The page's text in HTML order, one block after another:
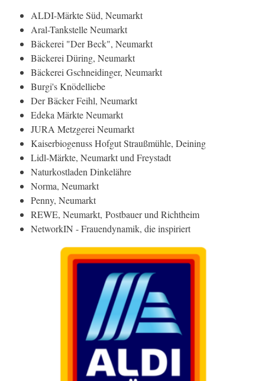
ALDI-Märkte Süd, Neumarkt
Aral-Tankstelle Neumarkt
Bäckerei "Der Beck", Neumarkt
Bäckerei Düring, Neumarkt
Bäckerei Gschneidinger, Neumarkt
Burgi's Knödelliebe
Der Bäcker Feihl, Neumarkt
Edeka Märkte Neumarkt
JURA Metzgerei Neumarkt
Kaiserbiogenuss Hofgut Straußmühle, Deining
Lidl-Märkte, Neumarkt und Freystadt
Naturkostladen Dinkelähre
Norma, Neumarkt
Penny, Neumarkt
REWE, Neumarkt, Postbauer und Richtheim
NetworkIN - Frauendynamik, die inspiriert